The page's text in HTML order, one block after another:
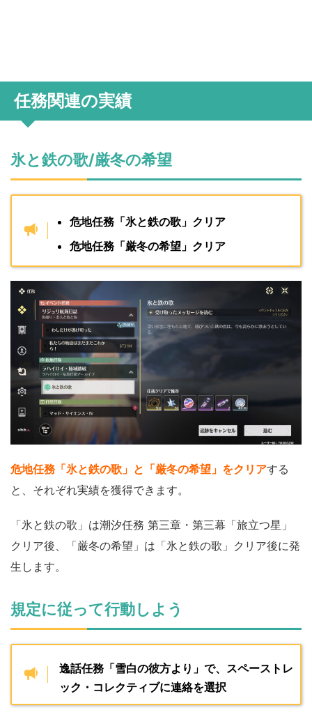
任務関連の実績
氷と鉄の歌/厳冬の希望
危地任務「氷と鉄の歌」クリア
危地任務「厳冬の希望」クリア
危地任務「氷と鉄の歌」と「厳冬の希望」をクリアする
と、それぞれ実績を獲得できます。
「氷と鉄の歌」は潮汐任務 第三章・第三幕「旅立つ星」
クリア後、「厳冬の希望」は「氷と鉄の歌」クリア後に発
生します。
規定に従って行動しよう
逸話任務「雪白の彼方より」で、スペーストレ
ック・コレクティブに連絡を選択